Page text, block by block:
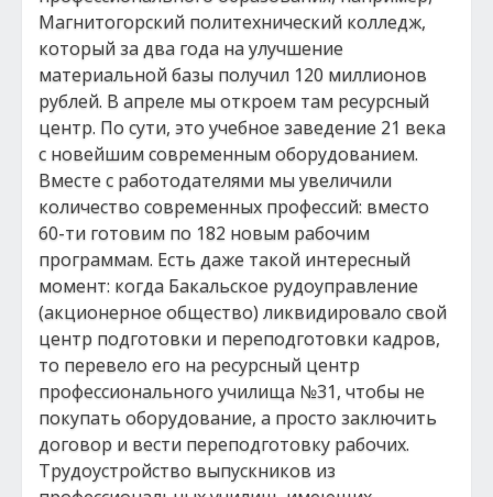
Магнитогорский политехнический колледж,
который за два года на улучшение
материальной базы получил 120 миллионов
рублей. В апреле мы откроем там ресурсный
центр. По сути, это учебное заведение 21 века
с новейшим современным оборудованием.
Вместе с работодателями мы увеличили
количество современных профессий: вместо
60-ти готовим по 182 новым рабочим
программам. Есть даже такой интересный
момент: когда Бакальское рудоуправление
(акционерное общество) ликвидировало свой
центр подготовки и переподготовки кадров,
то перевело его на ресурсный центр
профессионального училища №31, чтобы не
покупать оборудование, а просто заключить
договор и вести переподготовку рабочих.
Трудоустройство выпускников из